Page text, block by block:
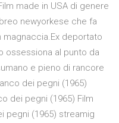
made in USA di genere
newyorkese che fa
magnaccia.Ex deportato
ossessiona al punto da
e pieno di rancore
dei pegni (1965)
dei pegni (1965) Film
pegni (1965) streamig